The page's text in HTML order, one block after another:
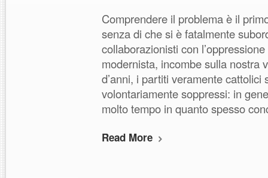
Comprendere il problema è il
senza di che si è fatalmente
collaborazionisti con
modernista, incombe sulla nostra
d’anni, i partiti veramente cattolici
volontariamente soppressi: in
molto tempo in quanto spesso
Read More